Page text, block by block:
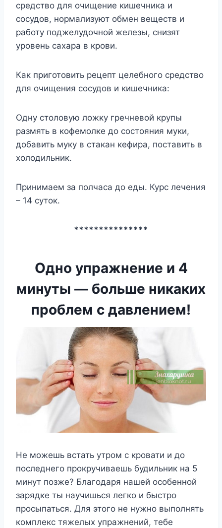
средство для очищение кишечника и
сосудов, нормализуют обмен веществ и
работу поджелудочной железы, снизят
уровень сахара в крови.
Как приготовить рецепт целебного средство
для очищения сосудов и кишечника:
Одну столовую ложку гречневой крупы
размять в кофемолке до состояния муки,
добавить муку в стакан кефира, поставить в
холодильник.
Принимаем за полчаса до еды. Курс лечения
– 14 суток.
***************
Одно упражнение и 4
минуты — больше никаких
проблем с давлением!
Не можешь встать утром с кровати и до
последнего прокручиваешь будильник на 5
минут позже? Благодаря нашей особенной
зарядке ты научишься легко и быстро
просыпаться. Для этого не нужно выполнять
комплекс тяжелых упражнений, тебе